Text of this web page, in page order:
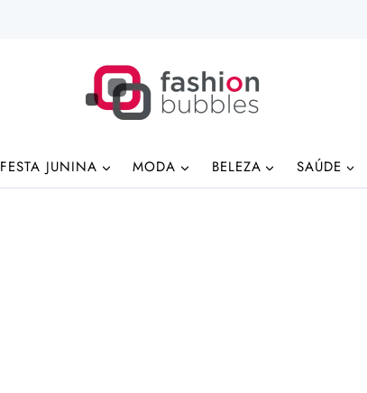
FESTA JUNINA MODA BELEZA SAÚDE